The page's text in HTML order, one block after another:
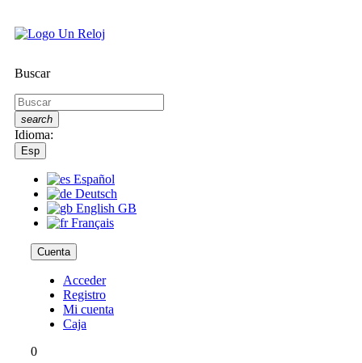
Buscar
search
Idioma:
Esp
Español
Deutsch
English GB
Français
Cuenta
Acceder
Registro
Mi cuenta
Caja
0